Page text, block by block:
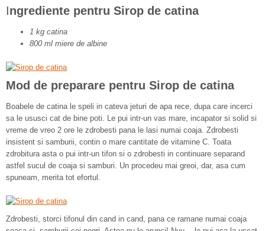
Ingrediente pentru Sirop de catina
1 kg catina
800 ml miere de albine
Mod de preparare pentru Sirop de catina
Boabele de catina le speli in cateva jeturi de apa rece, dupa care incerci
sa le ususci cat de bine poti. Le pui intr-un vas mare, incapator si solid si
vreme de vreo 2 ore le zdrobesti pana le lasi numai coaja. Zdrobesti
insistent si samburii, contin o mare cantitate de vitamine C. Toata
zdrobitura asta o pui intr-un tifon si o zdrobesti in continuare separand
astfel sucul de coaja si samburi. Un procedeu mai greoi, dar, asa cum
spuneam, merita tot efortul.
Zdrobesti, storci tifonul din cand in cand, pana ce ramane numai coaja